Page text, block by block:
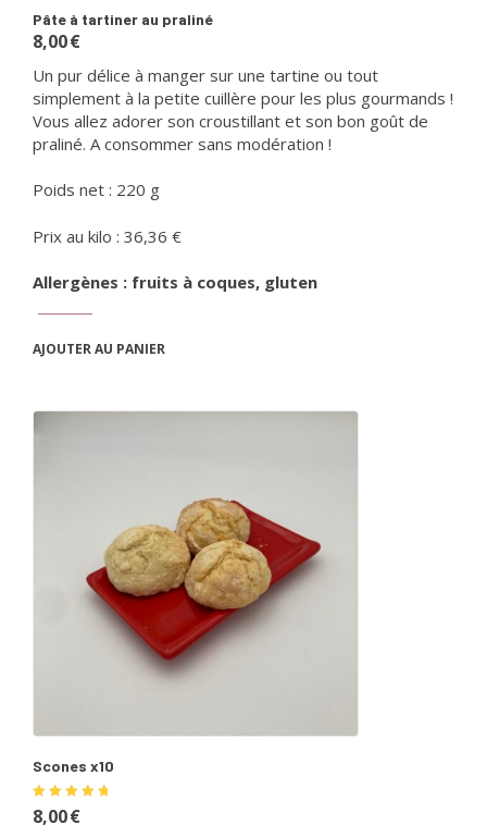
Pâte à tartiner au praliné
8,00€
Un pur délice à manger sur une tartine ou tout
simplement à la petite cuillère pour les plus gourmands !
Vous allez adorer son croustillant et son bon goût de
praliné. A consommer sans modération !
Poids net : 220 g
Prix au kilo : 36,36 €
Allergènes : fruits à coques, gluten
AJOUTER AU PANIER
Scones x10
Note 5.00
sur 5
8,00€